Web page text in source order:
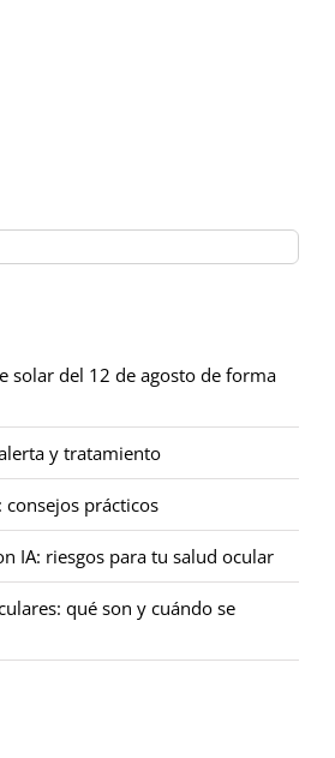
solar del 12 de agosto de forma
y tratamiento
prácticos
IA: riesgos para tu salud ocular
qué son y cuándo se